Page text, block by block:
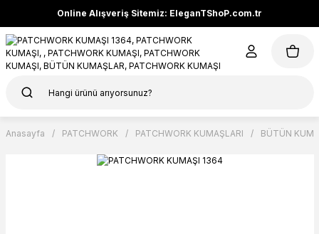
Online Alışveriş Sitemiz: EleganTShoP.com.tr
Anasayfa PATCHWORK PATCHWORK KUMAŞLARI BÜTÜN